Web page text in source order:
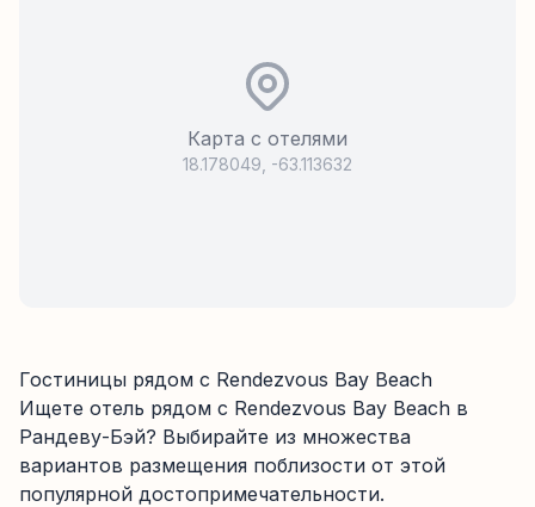
Карта с отелями
18.178049 -63.113632
Гостиницы рядом с Rendezvous Bay Beach
Ищете отель рядом с Rendezvous Bay Beach в
Рандеву-Бэй? Выбирайте из множества
вариантов размещения поблизости от этой
популярной достопримечательности.